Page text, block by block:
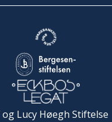
og Lucy Høegh Stiftelse